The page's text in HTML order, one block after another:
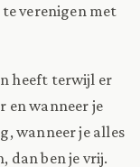
verenigen met
heeft terwijl er
en wanneer je
wanneer je alles
dan ben je vrij.